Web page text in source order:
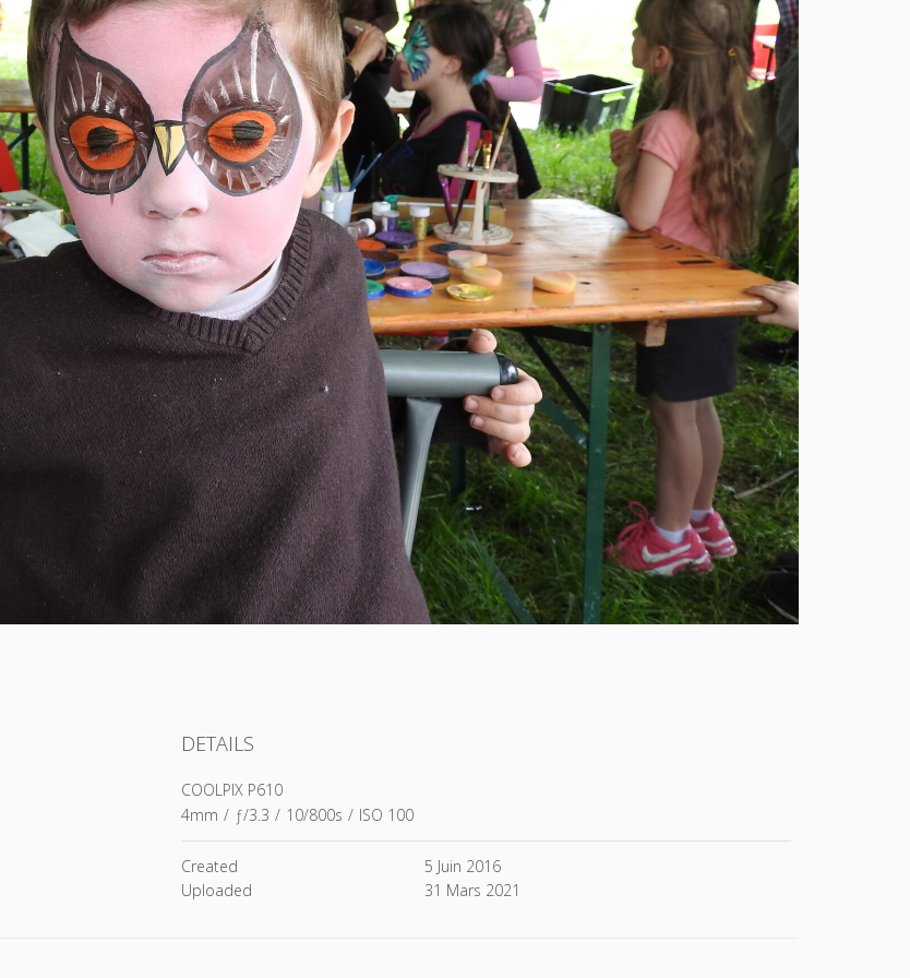
DETAILS
COOLPIX P610
4mm / ƒ/3.3 / 10/800s / ISO 100
Created
5 Juin 2016
Uploaded
31 Mars 2021